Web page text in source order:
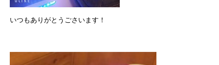
いつもありがとうごさいます！